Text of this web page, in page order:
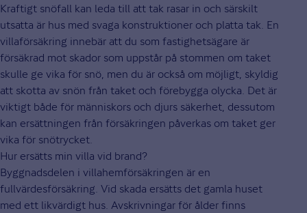
Kraftigt snöfall kan leda till att tak rasar in och särskilt
utsatta är hus med svaga konstruktioner och platta tak. En
villaförsäkring innebär att du som fastighetsägare är
försäkrad mot skador som uppstår på stommen om taket
skulle ge vika för snö, men du är också om möjligt, skyldig
att skotta av snön från taket och förebygga olycka. Det är
viktigt både för människors och djurs säkerhet, dessutom
kan ersättningen från försäkringen påverkas om taket ger
vika för snötrycket.
Hur ersätts min villa vid brand?
Byggnadsdelen i villahemförsäkringen är en
fullvärdesförsäkring. Vid skada ersätts det gamla huset
med ett likvärdigt hus. Avskrivningar för ålder finns